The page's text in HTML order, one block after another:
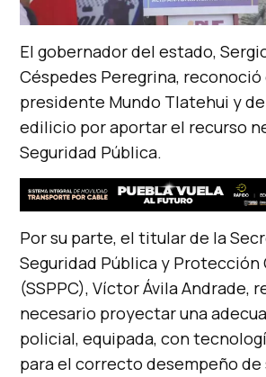
El gobernador del estado,
Céspedes Peregrina,
presidente Mundo Tlatehui y
edilicio por aportar el recurso
Seguridad Pública.
Por su parte, el titular de la
Seguridad Pública y Protección
(SSPPC), Víctor Ávila Andrade,
necesario proyectar una
policial, equipada, con
para el correcto desempeño de